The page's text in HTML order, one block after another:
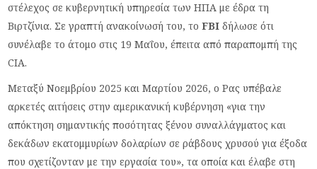
στέλεχος σε κυβερνητική υπηρεσία των ΗΠΑ με έδρα τη
Βιρτζίνια. Σε γραπτή ανακοίνωσή του, τοFBI δήλωσε ότι
συνέλαβε το άτομο στις 19 Μαΐου, έπειτα από παραπομπή της
CIA.
Μεταξύ Νοεμβρίου 2025 και Μαρτίου 2026, ο Ρας υπέβαλε
αρκετές αιτήσεις στην αμερικανική κυβέρνηση «για την
απόκτηση σημαντικής ποσότητας ξένου συναλλάγματος και
δεκάδων εκατομμυρίων δολαρίων σε ράβδους χρυσού για έξοδα
που σχετίζονταν με την εργασία του», τα οποία και έλαβε στη